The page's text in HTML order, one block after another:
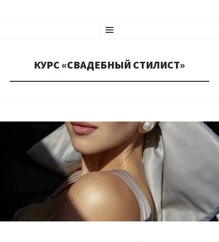
Меню
К
КУРС «СВАДЕБНЫЙ СТИЛИСТ»